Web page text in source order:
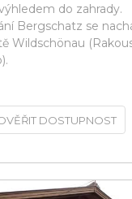
do zahrady.
Bergschatz se
Wildschönau
DOSTUPNOST